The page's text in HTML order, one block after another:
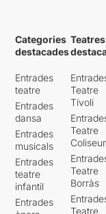
Categories
destacades
Entrades
teatre
Entrades
dansa
Entrades
musicals
Entrades
teatre
infantil
Entrades
Teatres
Teatre
Tívoli
Teatre
Teatre
Borràs
Teatre